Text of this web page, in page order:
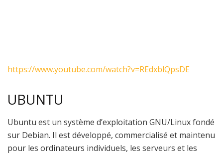
https://www.youtube.com/watch?v=REdxblQpsDE
UBUNTU
Ubuntu est un système d’exploitation GNU/Linux fondé
sur Debian. Il est développé, commercialisé et maintenu
pour les ordinateurs individuels, les serveurs et les